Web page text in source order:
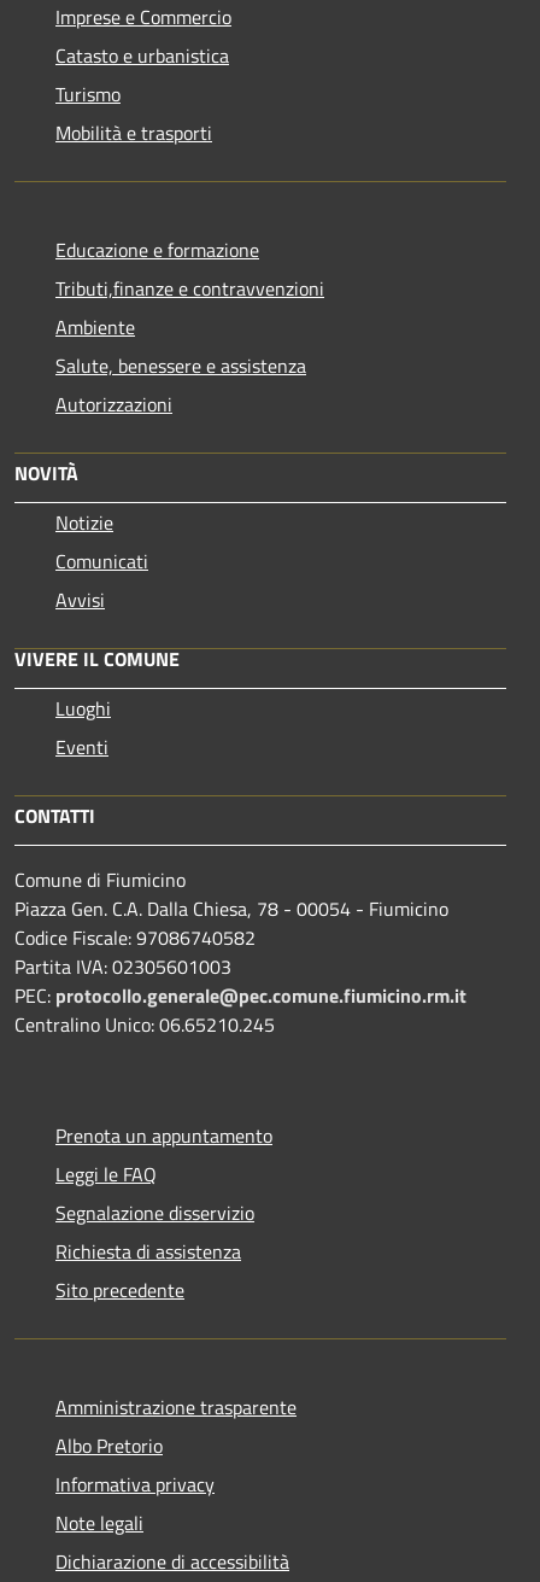
Imprese e Commercio
Catasto e urbanistica
Turismo
Mobilità e trasporti
Educazione e formazione
Tributi,finanze e contravvenzioni
Ambiente
Salute, benessere e assistenza
Autorizzazioni
NOVITÀ
Notizie
Comunicati
Avvisi
VIVERE IL COMUNE
Luoghi
Eventi
CONTATTI
Comune di Fiumicino
Piazza Gen. C.A. Dalla Chiesa, 78 - 00054 - Fiumicino
Codice Fiscale: 97086740582
Partita IVA: 02305601003
PEC: protocollo.generale@pec.comune.fiumicino.rm.it
Centralino Unico: 06.65210.245
Prenota un appuntamento
Leggi le FAQ
Segnalazione disservizio
Richiesta di assistenza
Sito precedente
Amministrazione trasparente
Albo Pretorio
Informativa privacy
Note legali
Dichiarazione di accessibilità